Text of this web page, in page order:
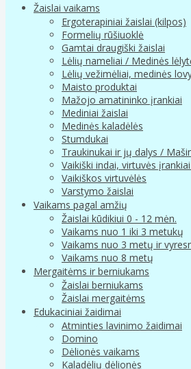
Žaislai vaikams
Ergoterapiniai žaislai (kilpos)
Formelių rūšiuoklė
Gamtai draugiški žaislai
Lėlių nameliai / Medinės
Lėlių vežimėliai, medinės
Maisto produktai
Mažojo amatininko įrankiai
Mediniai žaislai
Medinės kaladėlės
Stumdukai
Traukinukai ir jų dalys /
Vaikiški indai, virtuvės
Vaikiškos virtuvėlės
Varstymo žaislai
Vaikams pagal amžių
Žaislai kūdikiui 0 - 12 mėn.
Vaikams nuo 1 iki 3 metukų
Vaikams nuo 3 metų ir
Vaikams nuo 8 metų
Mergaitėms ir berniukams
Žaislai berniukams
Žaislai mergaitėms
Edukaciniai žaidimai
Atminties lavinimo žaidimai
Domino
Dėlionės vaikams
Kaladėlių dėlionės